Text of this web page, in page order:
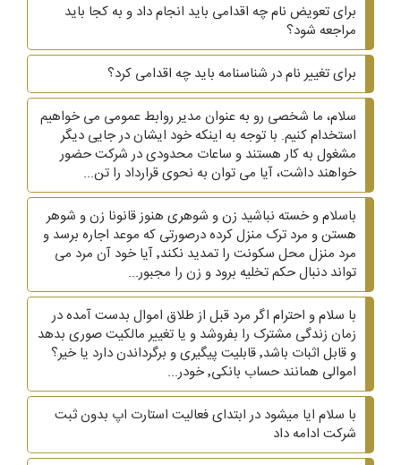
برای تعویض نام چه اقدامی باید انجام داد و به کجا باید
مراجعه شود؟
برای تغییر نام در شناسنامه باید چه اقدامی کرد؟
سلام، ما شخصی رو به عنوان مدیر روابط عمومی می خواهیم
استخدام کنیم. با توجه به اینکه خود ایشان در جایی دیگر
مشغول به کار هستند و ساعات محدودی در شرکت حضور
خواهند داشت، آیا می توان به نحوی قرارداد را تن...
باسلام و خسته نباشید زن و شوهری هنوز قانونا زن و شوهر
هستن و مرد ترک منزل کرده درصورتی که موعد اجاره برسد و
مرد منزل محل سکونت را تمدید نکند٬ آیا خود آن مرد می
تواند دنبال حکم تخلیه برود و زن را مجبور...
با سلام و احترام اگر مرد قبل از طلاق اموال بدست آمده در
زمان زندگی مشترک را بفروشد و یا تغییر مالکیت صوری بدهد
و قابل اثبات باشد٬ قابلیت پیگیری و برگرداندن دارد یا خیر؟
اموالی همانند حساب بانکی٬ خودر...
با سلام ایا میشود در ابتدای فعالیت استارت اپ بدون ثبت
شرکت ادامه داد